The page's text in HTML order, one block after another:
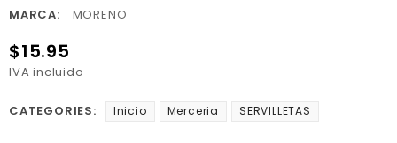
MARCA:
MORENO
$15.95
IVA incluido
CATEGORIES: Inicio Merceria SERVILLETAS